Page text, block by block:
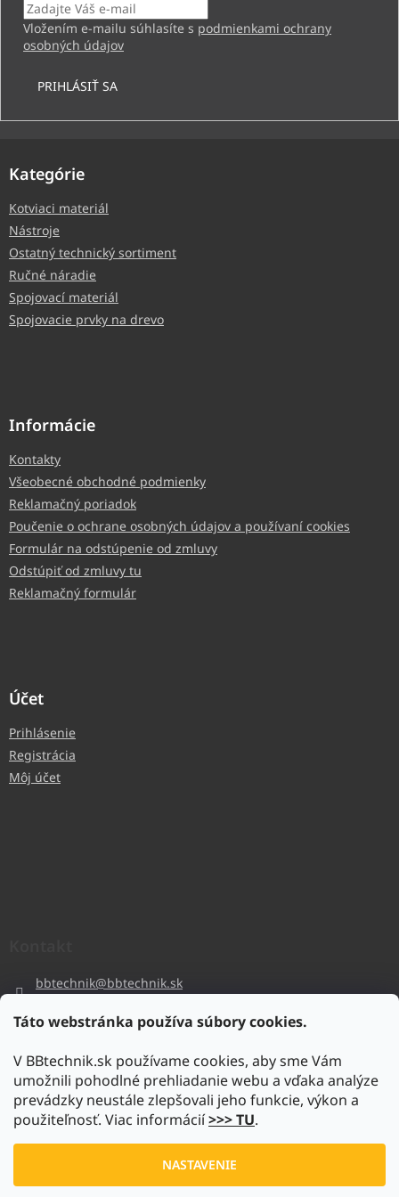
Táto webstránka používa súbory cookies.
V BBtechnik.sk používame cookies, aby sme Vám
umožnili pohodlné prehliadanie webu a vďaka analýze
prevádzky neustále zlepšovali jeho funkcie, výkon a
použiteľnosť. Viac informácií>>> TU.
NASTAVENIE
Vložením e-mailu súhlasíte s podmienkami ochrany
osobných údajov
PRIHLÁSIŤ SA
Kategórie
Kotviaci materiál
Nástroje
Ostatný technický sortiment
Ručné náradie
Spojovací materiál
Spojovacie prvky na drevo
Informácie
Kontakty
Všeobecné obchodné podmienky
Reklamačný poriadok
Poučenie o ochrane osobných údajov a používaní cookies
Formulár na odstúpenie od zmluvy
Odstúpiť od zmluvy tu
Reklamačný formulár
Účet
Prihlásenie
Registrácia
Môj účet
bbtechnik@bbtechnik.sk
bbtechnik
https://www.youtube.com/@bb-techniks.r.o.7746